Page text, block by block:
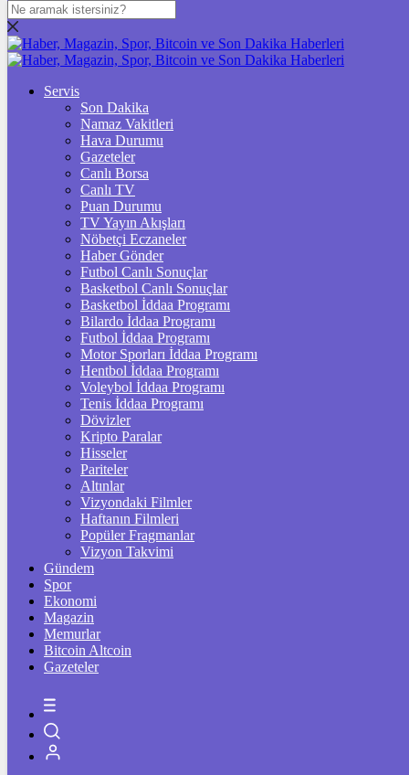
DOLAR
47,7436$% 0.18
% 0.32
STERLİN
% 0.38
GRAM ALTIN
%2,59
ÇEYREK ALTIN
10.903,00%2,54
TAM ALTIN
43.427,00%2,54
%2,39
%-0,14
฿%-0.2
LİTECOİN
2195.86Ł%1.2
ETHEREUM
91450 Ξ%0
RİPPLE
49.63
%0.7
TETHER
Servis
Son Dakika
Namaz Vakitleri
Hava Durumu
Gazeteler
Canlı Borsa
Canlı TV
Puan Durumu
TV Yayın Akışları
Nöbetçi Eczaneler
Haber Gönder
Futbol Canlı Sonuçlar
Basketbol Canlı Sonuçlar
Basketbol İddaa Programı
Bilardo İddaa Programı
Futbol İddaa Programı
Motor Sporları İddaa Programı
Hentbol İddaa Programı
Voleybol İddaa Programı
Tenis İddaa Programı
Dövizler
Kripto Paralar
Hisseler
Pariteler
Altınlar
Vizyondaki Filmler
Haftanın Filmleri
Popüler Fragmanlar
Vizyon Takvimi
Gündem
Spor
Ekonomi
Magazin
Memurlar
Bitcoin Altcoin
Gazeteler